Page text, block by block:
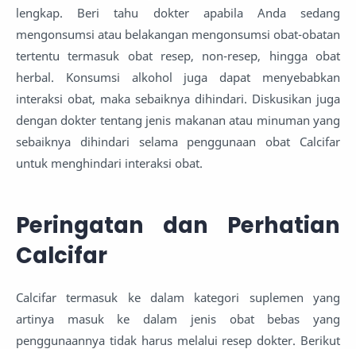
lengkap. Beri tahu dokter apabila Anda sedang
mengonsumsi atau belakangan mengonsumsi obat-obatan
tertentu termasuk obat resep, non-resep, hingga obat
herbal. Konsumsi alkohol juga dapat menyebabkan
interaksi obat, maka sebaiknya dihindari. Diskusikan juga
dengan dokter tentang jenis makanan atau minuman yang
sebaiknya dihindari selama penggunaan obat Calcifar
untuk menghindari interaksi obat.
Peringatan dan Perhatian
Calcifar
Calcifar termasuk ke dalam kategori suplemen yang
artinya masuk ke dalam jenis obat bebas yang
penggunaannya tidak harus melalui resep dokter. Berikut